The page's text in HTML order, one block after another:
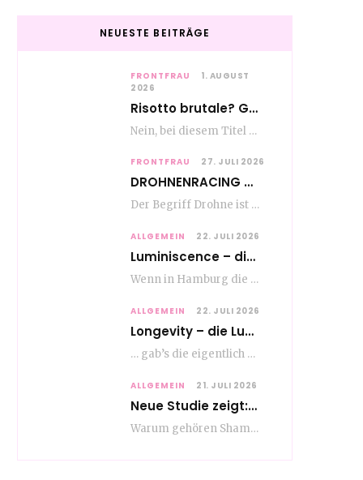
NEUESTE BEITRÄGE
FRONTFRAU
1. AUGUST
2026
Risotto brutale? Glückwunsch Axel Milberg zum 70. Geburtstag
Nein, bei diesem Titel handelt es sich nicht um eine Kochshow, oder vielleicht doch etwas.…
FRONTFRAU 27. JULI 2026
DROHNENRACING – mehr als ein hipper Nischensport
Der Begriff Drohne ist seit den andauernden weltweiten Kriegshandlungen seit Jahren in aller Munde. Und…
ALLGEMEIN 22. JULI 2026
Luminiscence – die berauschende Macht von klingenden Bildern
Wenn in Hamburg die Mauern zu sprechen beginnen, dann ist es die unverwechselbare, tiefsonore Stimme…
ALLGEMEIN 22. JULI 2026
Longevity – die Lust am langen Leben
… gab’s die eigentlich schon vor Erfindung des ultimativen Trends? Keine Ahnung – ich glaube,…
ALLGEMEIN 21. JULI 2026
Neue Studie zeigt: Die Pflegeroutine gibt dem Alltag Struktur
Warum gehören Shampoo, Zahnpasta oder Gesichtscreme für die meisten Menschen in Europa ganz selbstverständlich zum…